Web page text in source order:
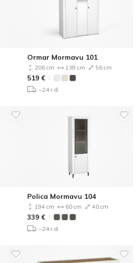
Ormar Mormavu 101
206 cm 138 cm 56 cm
519 €
~24 r.d.
Polica Mormavu 104
194 cm 60 cm 40 cm
339 €
~24 r.d.